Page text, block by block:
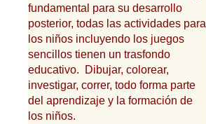
fundamental para su desarrollo
posterior, todas las actividades para
los niños incluyendo los juegos
sencillos tienen un trasfondo
educativo. Dibujar, colorear,
investigar, correr, todo forma parte
del aprendizaje y la formación de
los niños.